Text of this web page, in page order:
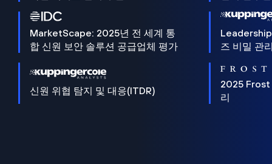
MarketScape: 2025년 전 세계 통
합 신원 보안 솔루션 공급업체 평가
즈 비밀 관
신원 위협 탐지 및 대응(ITDR)
2025 Frost
리